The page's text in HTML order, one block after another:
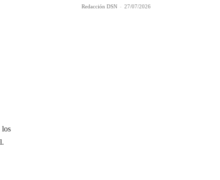
los
Redacción DSN - 27/07/2026